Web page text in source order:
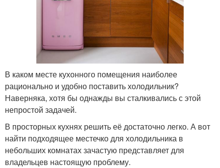
В каком месте кухонного помещения наиболее
рационально и удобно поставить холодильник?
Наверняка, хотя бы однажды вы сталкивались с этой
непростой задачей.
В просторных кухнях решить её достаточно легко. А вот
найти подходящее местечко для холодильника в
небольших комнатах зачастую представляет для
владельцев настоящую проблему.